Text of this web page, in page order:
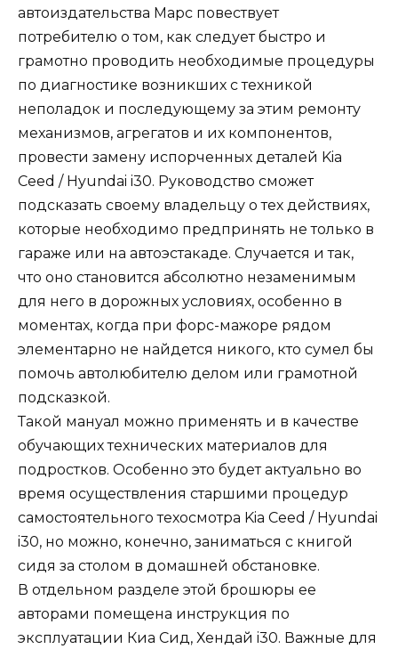
автоиздательства Марс повествует
потребителю о том, как следует быстро и
грамотно проводить необходимые процедуры
по диагностике возникших с техникой
неполадок и последующему за этим ремонту
механизмов, агрегатов и их компонентов,
провести замену испорченных деталей Kia
Ceed / Hyundai i30. Руководство сможет
подсказать своему владельцу о тех действиях,
которые необходимо предпринять не только в
гараже или на автоэстакаде. Случается и так,
что оно становится абсолютно незаменимым
для него в дорожных условиях, особенно в
моментах, когда при форс-мажоре рядом
элементарно не найдется никого, кто сумел бы
помочь автолюбителю делом или грамотной
подсказкой.
Такой мануал можно применять и в качестве
обучающих технических материалов для
подростков. Особенно это будет актуально во
время осуществления старшими процедур
самостоятельного техосмотра Kia Ceed / Hyundai
i30, но можно, конечно, заниматься с книгой
сидя за столом в домашней обстановке.
В отдельном разделе этой брошюры ее
авторами помещена инструкция по
эксплуатации Киа Сид, Хендай i30. Важные для